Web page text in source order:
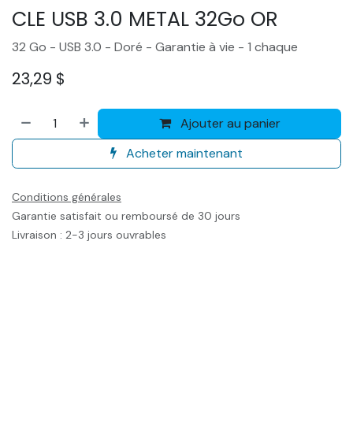
CLE USB 3.0 METAL 32Go OR
32 Go - USB 3.0 - Doré - Garantie à vie - 1 chaque
23,29 $
Ajouter au panier
Acheter maintenant
Conditions générales
Garantie satisfait ou remboursé de 30 jours
Livraison : 2-3 jours ouvrables